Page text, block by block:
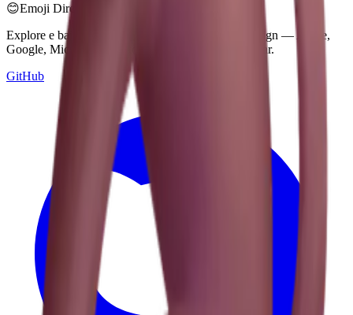
😊Emoji Directory
Explore e baixe emojis de múltiplos sistemas de design — Apple,
Google, Microsoft e muito mais, tudo em um só lugar.
GitHub